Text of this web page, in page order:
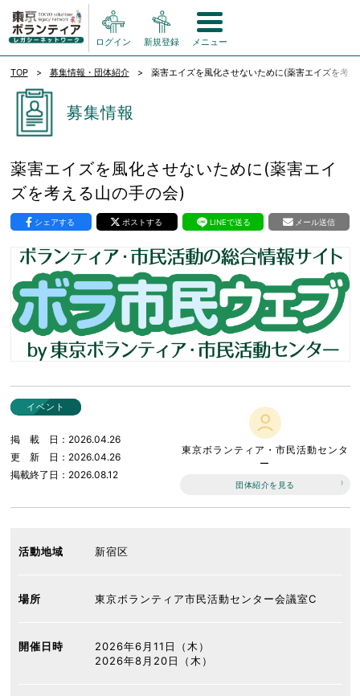
ログイン 新規登録 メニュー
TOP 募集情報・団体紹介 薬害エイズを風化させないために(薬害エイズを考
募集情報
薬害エイズを風化させないために(薬害エイ
ズを考える山の手の会)
シェアする ポストする LINEで送る メール送信
イベント
掲載日
2026.04.26
更新日
2026.04.26
掲載終了日
2026.08.12
東京ボランティア・市民活動センタ
ー
団体紹介を見る
活動地域 新宿区
場所 東京ボランティア市民活動センター会議室C
開催日時
2026年6月11日（木）
2026年8月20日（木）